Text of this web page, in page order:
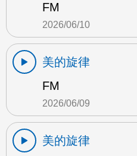
FM
2026/06/10
美的旋律
FM
2026/06/09
美的旋律